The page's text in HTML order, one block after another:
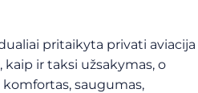
pritaikyta privati aviacija
ir taksi užsakymas, o
saugumas,